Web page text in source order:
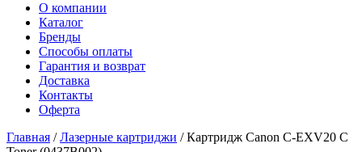
О компании
Каталог
Бренды
Способы оплаты
Гарантия и возврат
Доставка
Контакты
Оферта
Главная /Лазерные картриджи / Картридж Canon C-EXV20 C